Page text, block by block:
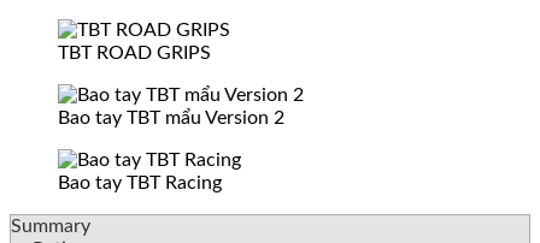
TBT ROAD GRIPS
Bao tay TBT mẩu Version 2
Bao tay TBT Racing
Summary